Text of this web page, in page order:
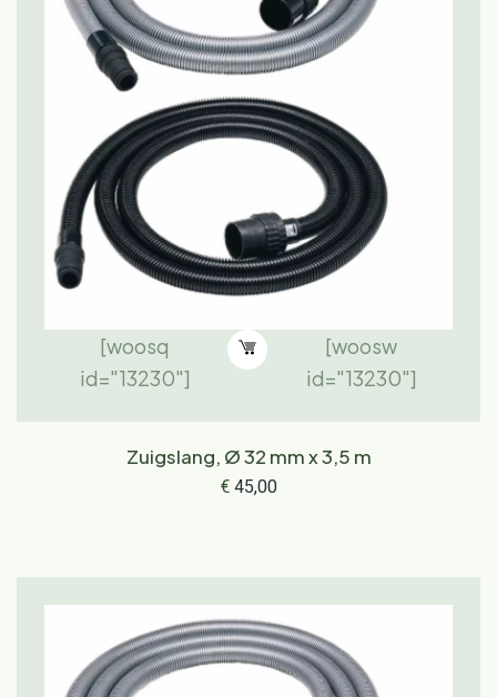
[woosq
id="13230"]
[woosw
id="13230"]
Zuigslang, Ø 32 mm x 3,5 m
€45,00